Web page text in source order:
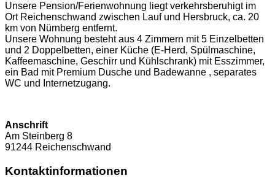
Unsere Pension/Ferienwohnung liegt verkehrsberuhigt im
Ort Reichenschwand zwischen Lauf und Hersbruck, ca. 20
km von Nürnberg entfernt.
Unsere Wohnung besteht aus 4 Zimmern mit 5 Einzelbetten
und 2 Doppelbetten, einer Küche (E-Herd, Spülmaschine,
Kaffeemaschine, Geschirr und Kühlschrank) mit Esszimmer,
ein Bad mit Premium Dusche und Badewanne , separates
WC und Internetzugang.
Anschrift
Am Steinberg 8
91244 Reichenschwand
Kontaktinformationen